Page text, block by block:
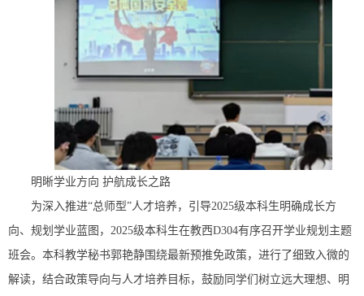
明晰学业方向 护航成长之路
为深入推进“总师型”人才培养，引导2025级本科生明确成长方
向、规划学业蓝图，2025级本科生在教西D304有序召开学业规划主题
班会。本科教学秘书郭艳静围绕最新预推免政策，进行了细致入微的
解读，结合政策导向与人才培养目标，鼓励同学们树立远大理想、明